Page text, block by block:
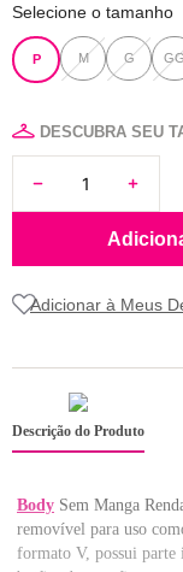
7 pijama
8 renda
10 body
Selecione o tamanho
P M G GG
DESCUBRA SEU
Descrição do Produto
Body Sem Manga
removível para uso
formato V, possui